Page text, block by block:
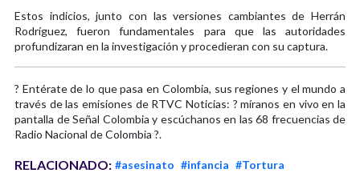
Estos indicios, junto con las versiones cambiantes de Herrán
Rodríguez, fueron fundamentales para que las autoridades
profundizaran en la investigación y procedieran con su captura.
? Entérate de lo que pasa en Colombia, sus regiones y el mundo a
través de las emisiones de RTVC Noticias: ? míranos en vivo en la
pantalla de Señal Colombia y escúchanos en las 68 frecuencias de
Radio Nacional de Colombia ?.
RELACIONADO: #asesinato #infancia #Tortura